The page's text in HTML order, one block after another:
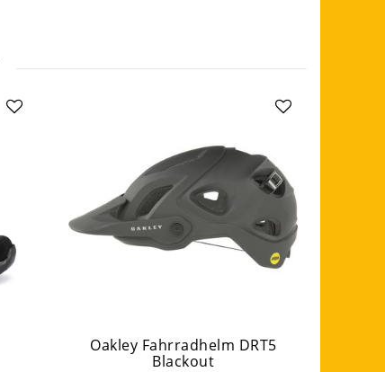
Oakley Fahrradhelm DRT5
Blackout